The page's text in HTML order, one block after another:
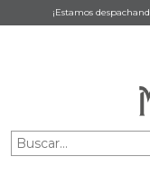
¡Estamos